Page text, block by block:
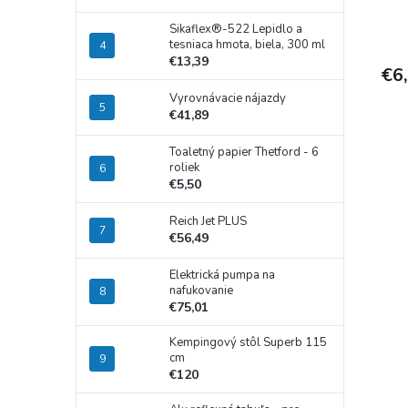
Sikaflex®-522 Lepidlo a
tesniaca hmota, biela, 300 ml
€13,39
Vyrovnávacie nájazdy
€41,89
Toaletný papier Thetford - 6
roliek
€5,50
Reich Jet PLUS
€56,49
Elektrická pumpa na
nafukovanie
€75,01
Kempingový stôl Superb 115
cm
€120